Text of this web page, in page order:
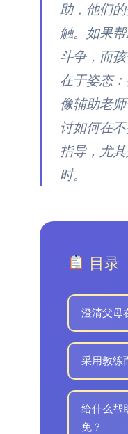
助，他们
触。如果
斗争，而
在于姿态
像辅助老
讨如何在
指导，尤
时。
目录
澄清父母
采用教练
给什么帮
免？